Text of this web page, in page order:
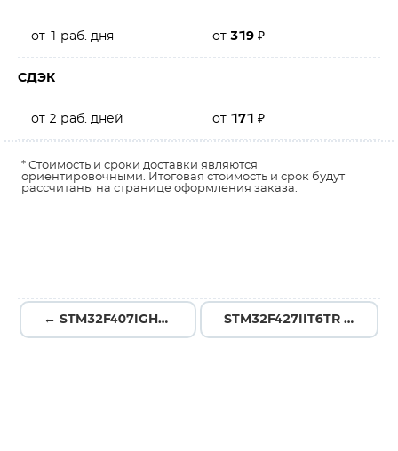
от 1 раб. дня от 319 ₽
СДЭК
от 2 раб. дней от 171 ₽
* Стоимость и сроки доставки являются
ориентировочными. Итоговая стоимость и срок будут
рассчитаны на странице оформления заказа.
← STM32F407IGH6J STM32F427IIT6TR →